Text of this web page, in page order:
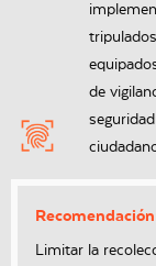
de
Limitar la